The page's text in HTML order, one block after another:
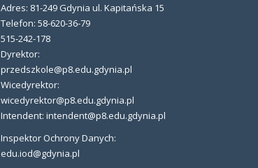
Adres: 81-249 Gdynia ul. Kapitańska 15
Telefon: 58-620-36-79
515-242-178
Dyrektor:
przedszkole@p8.edu.gdynia.pl
Wicedyrektor:
wicedyrektor@p8.edu.gdynia.pl
Intendent: intendent@p8.edu.gdynia.pl
Inspektor Ochrony Danych:
edu.iod@gdynia.pl